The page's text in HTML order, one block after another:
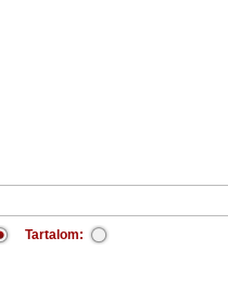
Tartalom: